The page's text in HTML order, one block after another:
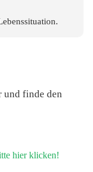
und finde den
hier klicken!